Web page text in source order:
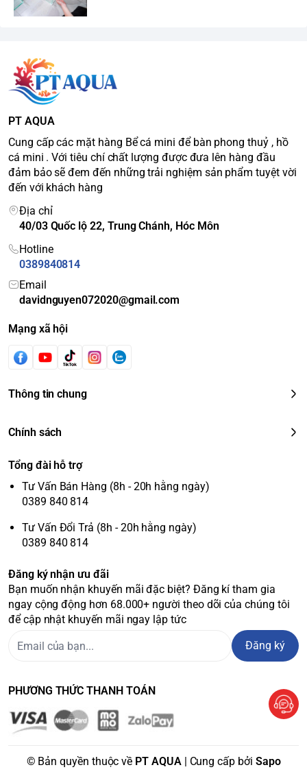
PT AQUA
Cung cấp các mặt hàng Bể cá mini để bàn phong thuỷ , hồ
cá mini . Với tiêu chí chất lượng được đưa lên hàng đầu
đảm bảo sẽ đem đến những trải nghiệm sản phẩm tuyệt vời
đến với khách hàng
Địa chỉ
40/03 Quốc lộ 22, Trung Chánh, Hóc Môn
Hotline
0389840814
Email
davidnguyen072020@gmail.com
Mạng xã hội
Thông tin chung
Chính sách
Tổng đài hỗ trợ
Tư Vấn Bán Hàng (8h - 20h hằng ngày)
0389 840 814
Tư Vấn Đổi Trả (8h - 20h hằng ngày)
0389 840 814
Đăng ký nhận ưu đãi
Bạn muốn nhận khuyến mãi đặc biệt? Đăng kí tham gia
ngay cộng động hơn 68.000+ người theo dõi của chúng tôi
để cập nhật khuyến mãi ngay lập tức
Đăng ký
PHƯƠNG THỨC THANH TOÁN
© Bản quyền thuộc về PT AQUA| Cung cấp bởi Sapo